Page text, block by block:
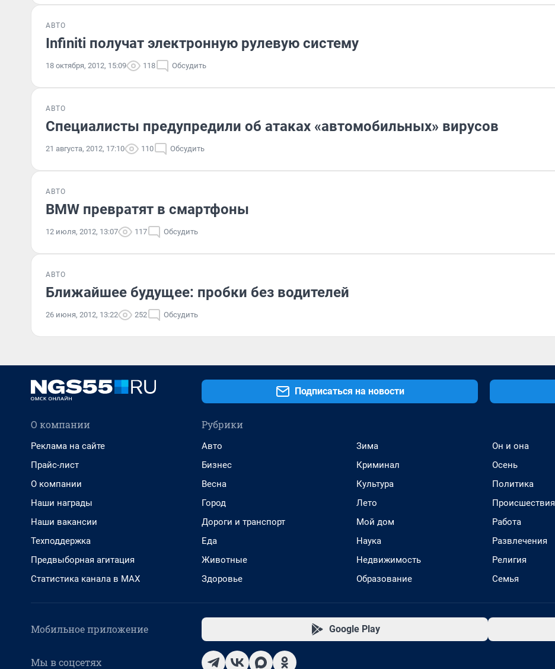
АВТО
Infiniti получат электронную рулевую систему
18 октября, 2012, 15:09 118 Обсудить
АВТО
Специалисты предупредили об атаках «автомобильных» вирусов
21 августа, 2012, 17:10 110 Обсудить
АВТО
BMW превратят в смартфоны
12 июля, 2012, 13:07 117 Обсудить
АВТО
Ближайшее будущее: пробки без водителей
26 июня, 2012, 13:22 252 Обсудить
Подписаться на новости
О компании
Реклама на сайте
Прайс-лист
О компании
Наши награды
Наши вакансии
Техподдержка
Предвыборная агитация
Статистика канала в MAX
Рубрики
Авто
Бизнес
Весна
Город
Дороги и транспорт
Еда
Животные
Здоровье
Зима
Криминал
Культура
Лето
Мой дом
Наука
Недвижимость
Образование
Он и она
Осень
Политика
Происшествия
Работа
Развлечения
Религия
Семья
Мобильное приложение Google Play
Мы в соцсетях